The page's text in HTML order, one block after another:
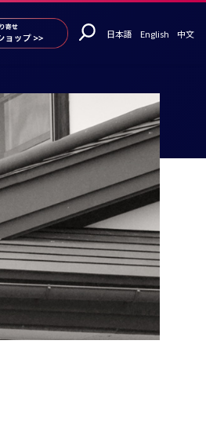
日本語 English 中文